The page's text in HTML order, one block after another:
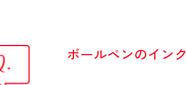
ボールペンのイン